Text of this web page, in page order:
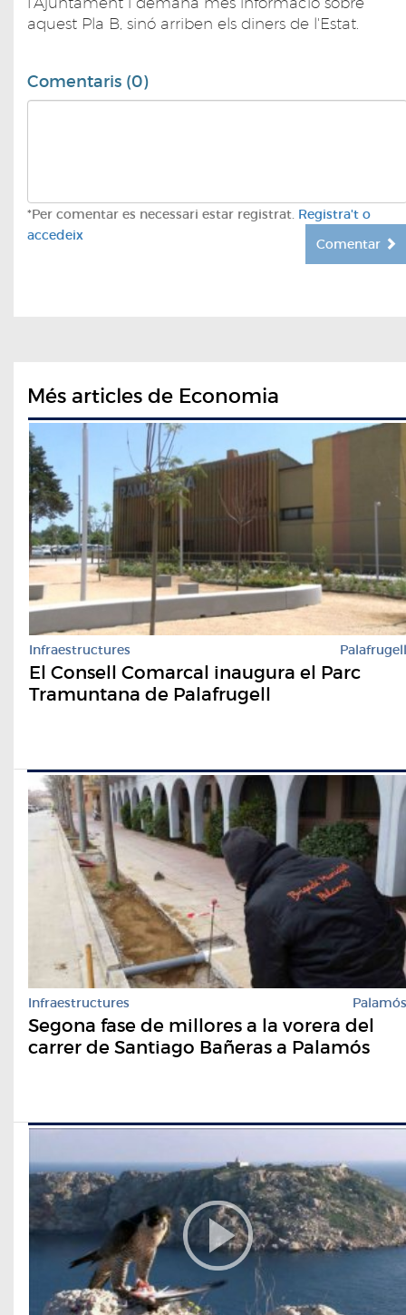
aquest Pla B, sinó arriben els diners de l'Estat.
Comentaris (0)
*Per comentar es necessari estar registrat. Registra't o
accedeix
Comentar
Més articles de Economia
Infraestructures Palafrugell
El Consell Comarcal inaugura el Parc
Tramuntana de Palafrugell
Infraestructures Palamós
Segona fase de millores a la vorera del
carrer de Santiago Bañeras a Palamós